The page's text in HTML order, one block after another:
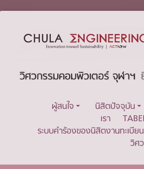
ผู้สนใจ นิสิตปัจจุบัน
เรา
ระบบคำร้องของนิสิตงานทะเบีย
วิศ